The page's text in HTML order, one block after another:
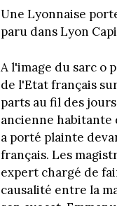
Une Lyonnaise
paru dans Lyon
A l'image du sarc o
de l'Etat français
parts au fil des
ancienne habitante
a porté plainte
français. Les
expert chargé de
causalité entre la